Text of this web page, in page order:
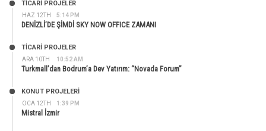
HAZ 12TH 5:14 PM
TİCARİ PROJELER
DENİZLİ’DE ŞİMDİ SKY NOW OFFICE ZAMANI
ARA 10TH 10:52 AM
TİCARİ PROJELER
Turkmall’dan Bodrum’a Dev Yatırım: “Novada Forum”
OCA 12TH 1:39 PM
KONUT PROJELERI
Mistral İzmir